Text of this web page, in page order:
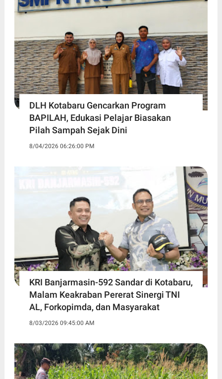
DLH Kotabaru Gencarkan Program
BAPILAH, Edukasi Pelajar Biasakan
Pilah Sampah Sejak Dini
8/04/2026 06:26:00 PM
KRI Banjarmasin-592 Sandar di Kotabaru,
Malam Keakraban Pererat Sinergi TNI
AL, Forkopimda, dan Masyarakat
8/03/2026 09:45:00 AM